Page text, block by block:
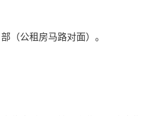
（公租房马路对面）。